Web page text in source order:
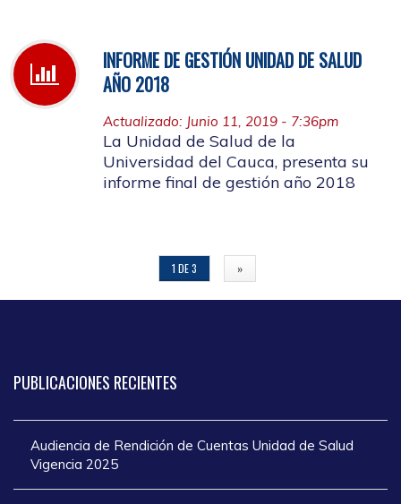
INFORME DE GESTIÓN UNIDAD DE SALUD
AÑO 2018
Actualizado: Junio 11, 2019 - 7:36pm
La Unidad de Salud de la
Universidad del Cauca, presenta su
informe final de gestión año 2018
1 DE 3 »
PUBLICACIONES RECIENTES
Audiencia de Rendición de Cuentas Unidad de Salud
Vigencia 2025